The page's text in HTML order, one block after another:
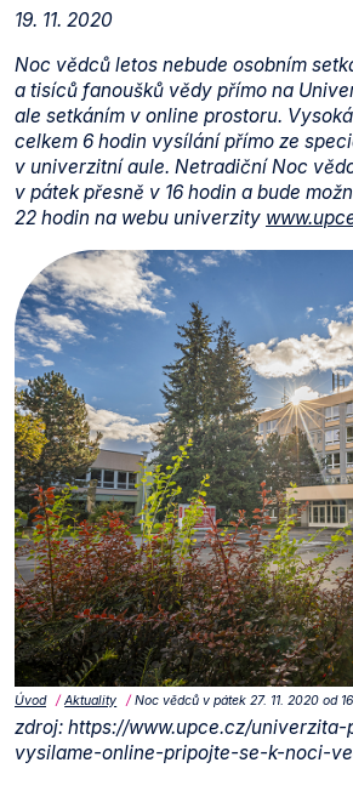
19. 11. 2020
Noc vědců letos nebude osobním
a tisíců fanoušků vědy přímo na
ale setkáním v online prostoru.
celkem 6 hodin vysílání přímo ze
v univerzitní aule. Netradiční Noc
v pátek přesně v 16 hodin a bude
22 hodin na webu univerzity
Úvod Aktuality Noc vědců v pátek 27. 11. 2020 od
zdroj: https://www.upce.cz/univerzita-
vysilame-online-pripojte-se-k-noci-